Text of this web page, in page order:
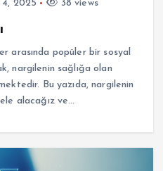
4, 2025 38 views
arasında popüler bir sosyal
nargilenin sağlığa olan
Bu yazıda, nargilenin
alacağız ve…